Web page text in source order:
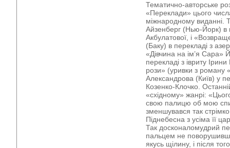
Тематично-авторське
«Переклади» цього
міжнародному виданні.
Айзенберг (Нью-Йорк) в
Акбулатової, і
(Баку) в перекладі з
«Дівчина на ім’я Сара»
перекладі з івриту
рози» (уривки з роману
Александрова (Київ) у
Козенко-Клочко.
«східному» жанрі:
свою палицю об мою
зменшувався так
Піднебесна з усіма її
Так досконаломудрий
пальцем не
якусь щілину, і після